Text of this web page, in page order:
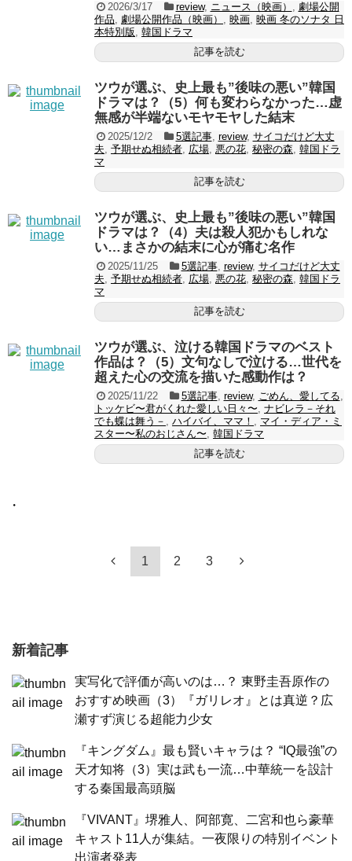
2026/3/17 review, ニュース（映画） , 劇場公開
作品, 劇場公開作品（映画） , 映画, 映画 冬のソナタ 日
本特別版, 韓国ドラマ
記事を読む
ツウが選ぶ、史上最も”後味の悪い”韓国
ドラマは？（5）何も変わらなかった…虚
無感が半端ないモヤモヤした結末
2025/12/2 5選記事, review, サイコだけど大丈
夫, 予期せぬ相続者, 広場, 悪の花, 秘密の森, 韓国ドラ
マ
記事を読む
ツウが選ぶ、史上最も”後味の悪い”韓国
ドラマは？（4）夫は殺人犯かもしれな
い…まさかの結末に心が痛む名作
2025/11/25 5選記事, review, サイコだけど大丈
夫, 予期せぬ相続者, 広場, 悪の花, 秘密の森, 韓国ドラ
マ
記事を読む
ツウが選ぶ、泣ける韓国ドラマのベスト
作品は？（5）文句なしで泣ける…世代を
超えた心の交流を描いた感動作は？
2025/11/22 5選記事, review, ごめん、愛してる,
トッケビ〜君がくれた愛しい日々〜, ナビレラ－それ
でも蝶は舞う－ , ハイバイ、ママ！ , マイ・ディア・ミ
スター〜私のおじさん〜, 韓国ドラマ
記事を読む
・
1 2 3
新着記事
実写化で評価が高いのは…？ 東野圭吾原作の
おすすめ映画（3）『ガリレオ』とは真逆？広
瀬すず演じる超能力少女
『キングダム』最も賢いキャラは？ “IQ最強”の
天才知将（3）実は武も一流…中華統一を設計
する秦国最高頭脳
『VIVANT』堺雅人、阿部寛、二宮和也ら豪華
キャスト11人が集結。一夜限りの特別イベント
出演者発表